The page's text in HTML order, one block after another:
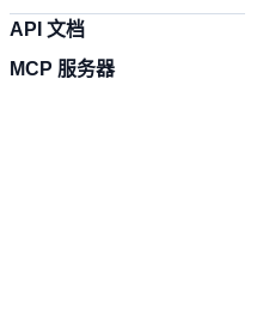
API 文档
MCP 服务器